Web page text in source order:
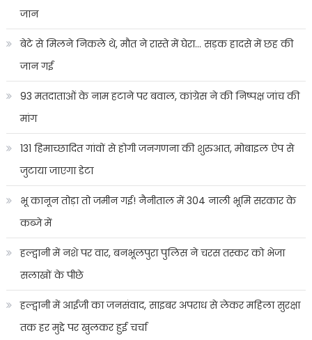
जान
बेटे से मिलने निकले थे, मौत ने रास्ते में घेरा… सड़क हादसे में छह की
जान गई
93 मतदाताओं के नाम हटाने पर बवाल, कांग्रेस ने की निष्पक्ष जांच की
मांग
131 हिमाच्छादित गांवों से होगी जनगणना की शुरुआत, मोबाइल ऐप से
जुटाया जाएगा डेटा
भू कानून तोड़ा तो जमीन गई! नैनीताल में 304 नाली भूमि सरकार के
कब्जे में
हल्द्वानी में नशे पर वार, बनभूलपुरा पुलिस ने चरस तस्कर को भेजा
सलाखों के पीछे
हल्द्वानी में आईजी का जनसंवाद, साइबर अपराध से लेकर महिला सुरक्षा
तक हर मुद्दे पर खुलकर हुई चर्चा